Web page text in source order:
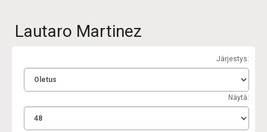
Lautaro Martinez
Järjestys:
Näytä: